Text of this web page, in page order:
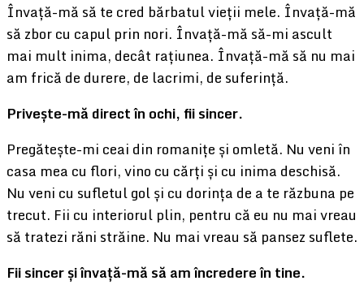
Învață-mă să te cred bărbatul vieții mele. Învață-mă
să zbor cu capul prin nori. Învață-mă să-mi ascult
mai mult inima, decât rațiunea. Învață-mă să nu mai
am frică de durere, de lacrimi, de suferință.
Privește-mă direct în ochi, fii sincer.
Pregătește-mi ceai din romanițe și omletă. Nu veni în
casa mea cu flori, vino cu cărți și cu inima deschisă.
Nu veni cu sufletul gol și cu dorința de a te răzbuna pe
trecut. Fii cu interiorul plin, pentru că eu nu mai vreau
să tratezi răni străine. Nu mai vreau să pansez suflete.
Fii sincer și învață-mă să am încredere în tine.